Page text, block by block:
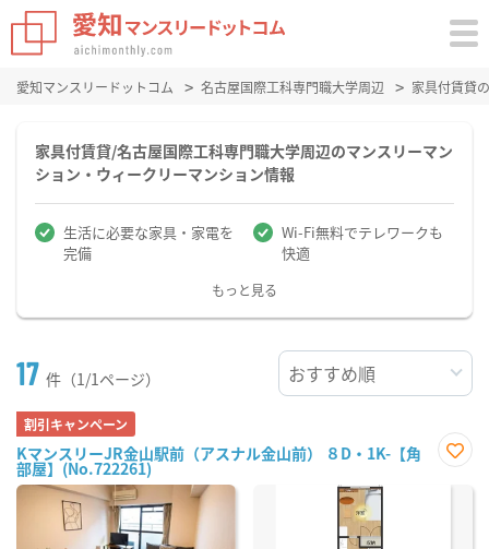
愛知マンスリードットコム 名古屋国際工科専門職大学周辺 家具付賃貸
家具付賃貸/名古屋国際工科専門職大学周辺のマンスリーマン
ション・ウィークリーマンション情報
生活に必要な家具・家電を
完備
Wi-Fi無料でテレワークも
快適
もっと見る
17 件（1/1ページ）
割引キャンペーン
KマンスリーJR金山駅前（アスナル金山前） ８D・1K-【角
部屋】(No.722261)
に入